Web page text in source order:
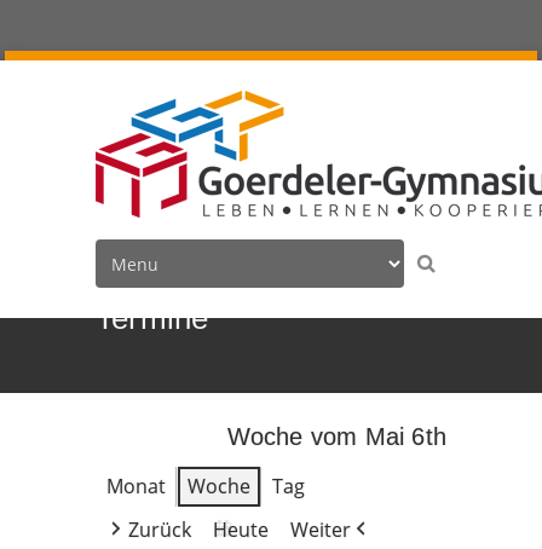
Termine
Woche vom Mai 6th
Monat
Woche
Tag
Zurück
Heute Weiter